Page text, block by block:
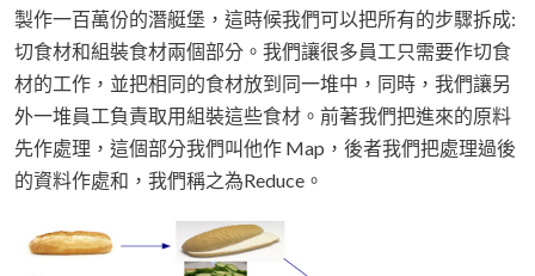
製作一百萬份的潛艇堡，這時候我們可以把所有的步驟拆成:
切食材和組裝食材兩個部分。我們讓很多員工只需要作切食
材的工作，並把相同的食材放到同一堆中，同時，我們讓另
外一堆員工負責取用組裝這些食材。前著我們把進來的原料
先作處理，這個部分我們叫他作 Map，後者我們把處理過後
的資料作處和，我們稱之為Reduce。